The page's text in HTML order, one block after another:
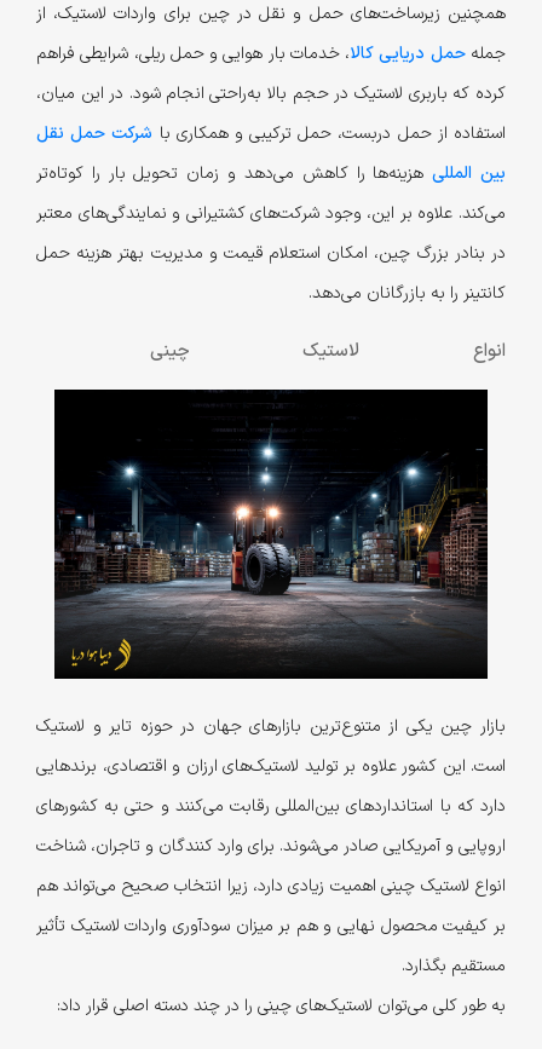
همچنین زیرساخت‌های حمل و نقل در چین برای واردات لاستیک، از
جملهحمل دریایی کالا، خدمات بار هوایی و حمل ریلی، شرایطی فراهم
کرده که باربری لاستیک در حجم بالا به‌راحتی انجام شود. در این میان،
استفاده از حمل دربست، حمل ترکیبی و همکاری با شرکت حمل نقل
بین المللیهزینه‌ها را کاهش می‌دهد و زمان تحویل بار را کوتاه‌تر
می‌کند. علاوه بر این، وجود شرکت‌های کشتیرانی و نمایندگی‌های معتبر
در بنادر بزرگ چین، امکان استعلام قیمت و مدیریت بهتر هزینه حمل
کانتینر را به بازرگانان می‌دهد.
انواع لاستیک چینی
بازار چین یکی از متنوع‌ترین بازارهای جهان در حوزه تایر و لاستیک
است. این کشور علاوه بر تولید لاستیک‌های ارزان و اقتصادی، برندهایی
دارد که با استانداردهای بین‌المللی رقابت می‌کنند و حتی به کشورهای
اروپایی و آمریکایی صادر می‌شوند. برای وارد کنندگان و تاجران، شناخت
انواع لاستیک چینی اهمیت زیادی دارد، زیرا انتخاب صحیح می‌تواند هم
بر کیفیت محصول نهایی و هم بر میزان سودآوری واردات لاستیک تأثیر
مستقیم بگذارد.
به طور کلی می‌توان لاستیک‌های چینی را در چند دسته اصلی قرار داد: